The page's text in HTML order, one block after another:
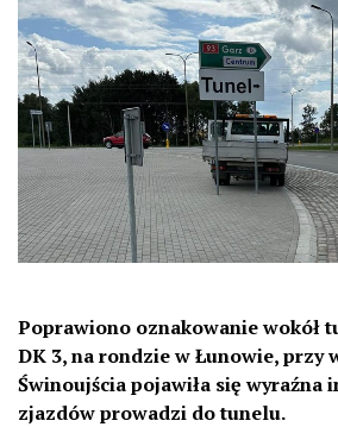
Poprawiono oznakowanie wokół
DK 3, na rondzie w Łunowie, przy
Świnoujścia pojawiła się wyraźna
zjazdów prowadzi do tunelu.